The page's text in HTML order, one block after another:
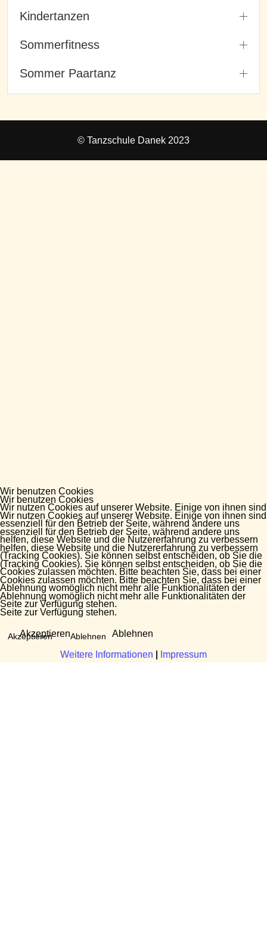
Wir benutzen Cookies
Wir nutzen Cookies auf unserer Website. Einige von ihnen sind
essenziell für den Betrieb der Seite, während andere uns
helfen, diese Website und die Nutzererfahrung zu verbessern
(Tracking Cookies). Sie können selbst entscheiden, ob Sie die
Cookies zulassen möchten. Bitte beachten Sie, dass bei einer
Ablehnung womöglich nicht mehr alle Funktionalitäten der
Seite zur Verfügung stehen.
Akzeptieren Ablehnen
Weitere Informationen Impressum
Kindertanzen
Sommerfitness
Sommer Paartanz
© Tanzschule Danek 2023
Wir benutzen Cookies
Wir nutzen Cookies auf unserer Website. Einige von ihnen sind
essenziell für den Betrieb der Seite, während andere uns
helfen, diese Website und die Nutzererfahrung zu verbessern
(Tracking Cookies). Sie können selbst entscheiden, ob Sie die
Cookies zulassen möchten. Bitte beachten Sie, dass bei einer
Ablehnung womöglich nicht mehr alle Funktionalitäten der
Seite zur Verfügung stehen.
Akzeptieren Ablehnen
Weitere Informationen Impressum